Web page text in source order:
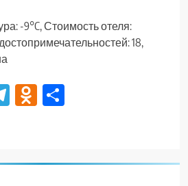
-9°C, Стоимость отеля:
18,
TelegramOdnoklassniki